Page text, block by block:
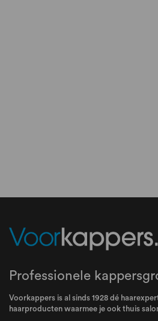
Professionele
Voorkappers is al sinds 1928 dé
haarproducten waarmee je ook thuis